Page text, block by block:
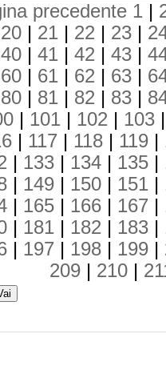
precedente 1 |
20 | 21 | 22 | 23 |
40 | 41 | 42 | 43 |
60 | 61 | 62 | 63 |
80 | 81 | 82 | 83 |
| 101 | 102 | 103
| 117 | 118 | 119 |
| 133 | 134 | 135 |
| 149 | 150 | 151 |
| 165 | 166 | 167 |
| 181 | 182 | 183 |
| 197 | 198 | 199 |
209 | 210 |